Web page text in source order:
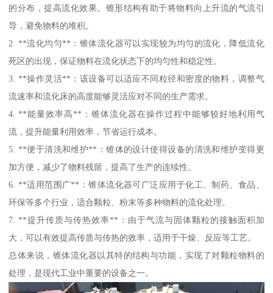
的分布，提高流化效果。锥形结构有助于将物料向上升流的气流引
导，避免物料的堆积。
2. **流化均匀**：锥体流化器可以实现较为均匀的流化，降低流化
死区的出现，保证物料在流化状态下的均匀性和稳定性。
3. **操作灵活**：该设备可以适应不同粒径和密度的物料，调整气
流速率和流化床的高度能够灵活应对不同的生产需求。
4. **能量效率高**：锥体流化器在操作过程中能够较好地利用气
流，提升能量利用效率，节省运行成本。
5. **便于清洗和维护**：锥体的设计使得设备的清洗和维护变得更
加方便，减少了物料残留，提高了生产的连续性。
6. **适用范围广**：锥体流化器可广泛应用于化工、制药、食品、
环保等多个行业，适合颗粒、粉末等多种物料的流化处理。
7. **提升传质与传热效率**：由于气流与固体颗粒的接触面积加
大，可以有效提高传质与传热的效率，适用于干燥、反应等工艺。
总体来说，锥体流化器以其特的结构与功能，实现了对颗粒物料的
处理，是现代工业中重要的设备之一。